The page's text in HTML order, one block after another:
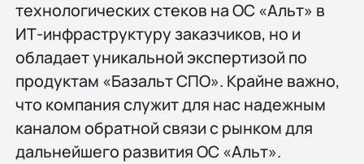
технологических стеков на ОС «Альт» в
ИТ-инфраструктуру заказчиков, но и
обладает уникальной экспертизой по
продуктам «Базальт СПО». Крайне важно,
что компания служит для нас надежным
каналом обратной связи с рынком для
дальнейшего развития ОС «Альт».